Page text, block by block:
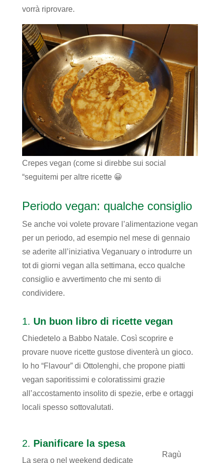
vorrà riprovare.
Crepes vegan (come si direbbe sui social
“seguitemi per altre ricette 😀
Periodo vegan: qualche consiglio
Se anche voi volete provare l’alimentazione vegan
per un periodo, ad esempio nel mese di gennaio
se aderite all’iniziativa Veganuary o introdurre un
tot di giorni vegan alla settimana, ecco qualche
consiglio e avvertimento che mi sento di
condividere.
1. Un buon libro di ricette vegan
Chiedetelo a Babbo Natale. Così scoprire e
provare nuove ricette gustose diventerà un gioco.
Io ho “Flavour” di Ottolenghi, che propone piatti
vegan saporitissimi e coloratissimi grazie
all’accostamento insolito di spezie, erbe e ortaggi
locali spesso sottovalutati.
Ragù
2. Pianificare la spesa
La sera o nel weekend dedicate